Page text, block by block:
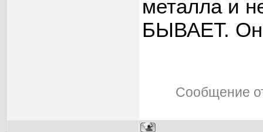
металла и
БЫВАЕТ.
Сообщение